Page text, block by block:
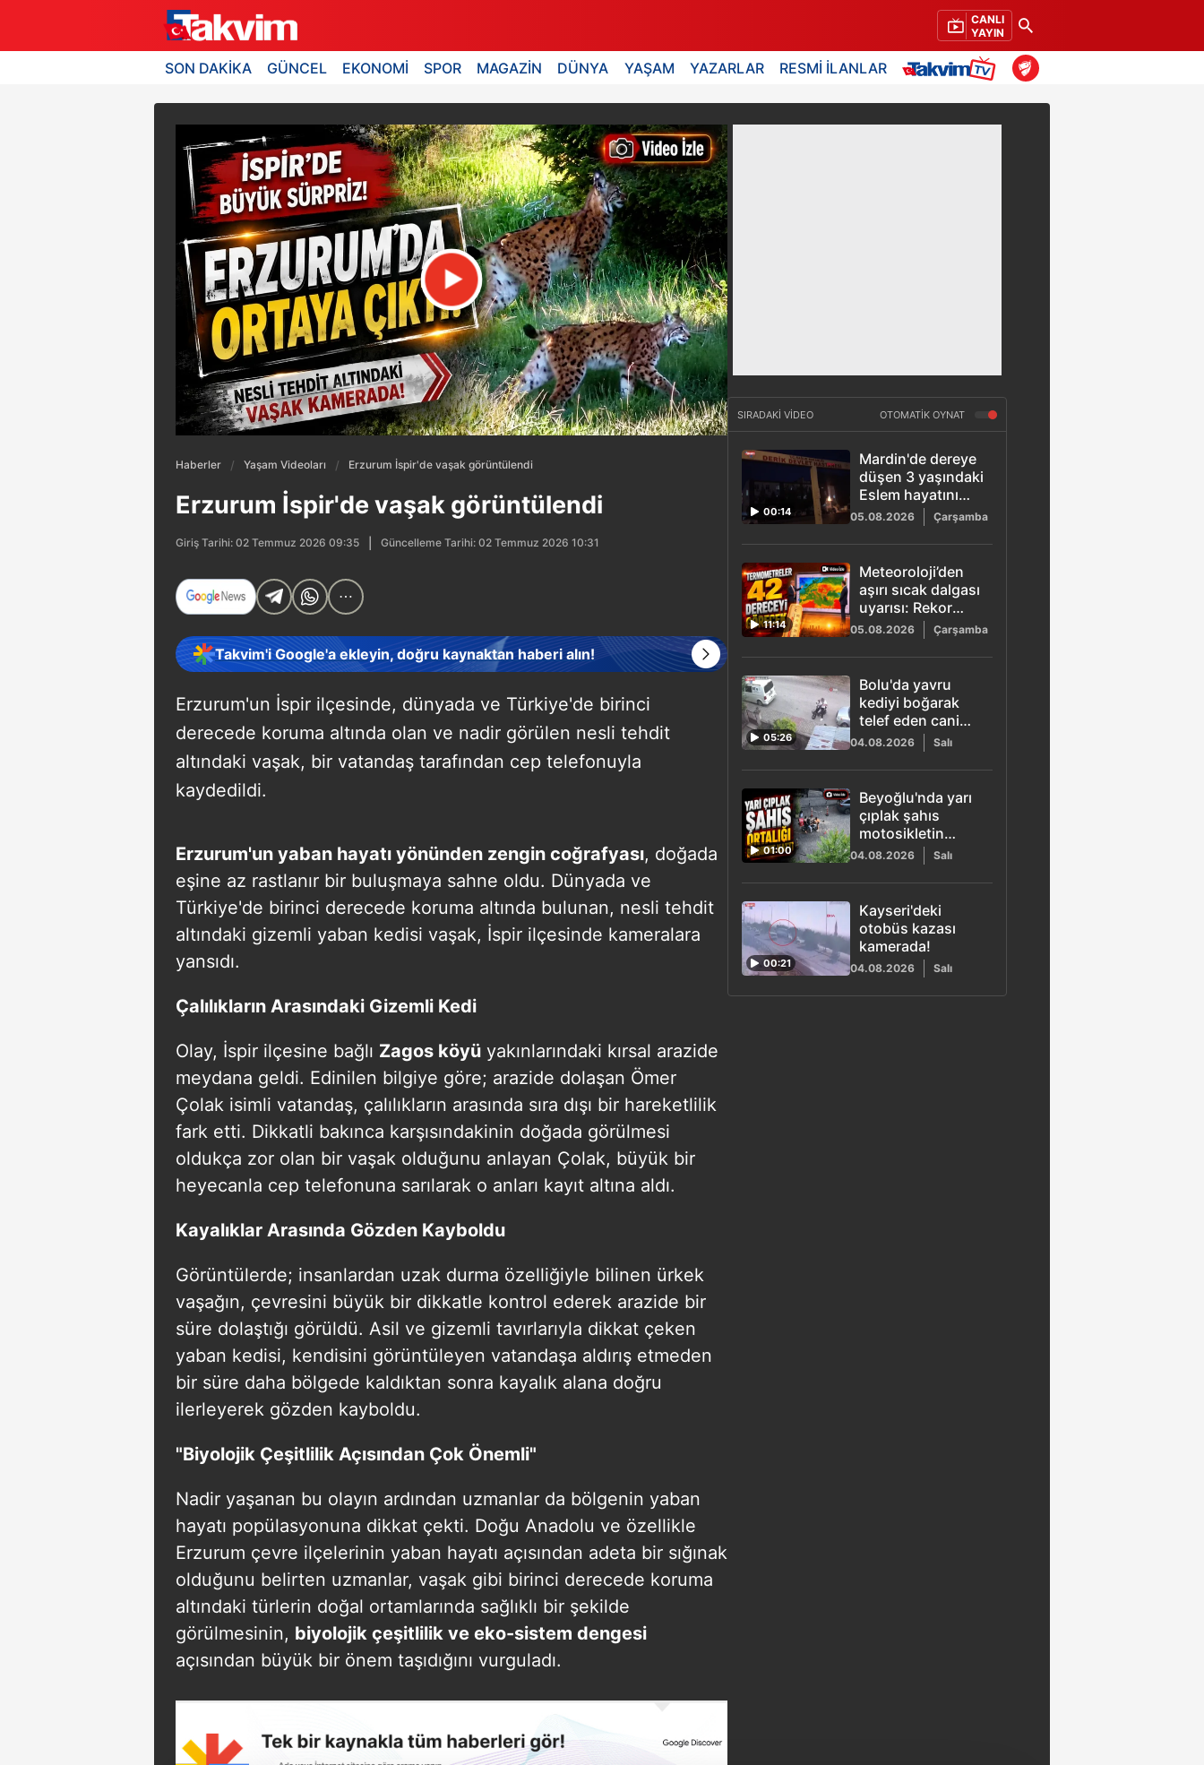
CANLI
YAYIN
SON DAKİKA GÜNCEL EKONOMİ SPOR MAGAZİN DÜNYA YAŞAM YAZARLAR RESMİ İLANLAR
Haberler Yaşam Videoları Erzurum İspir'de vaşak görüntülendi
Erzurum İspir'de vaşak görüntülendi
Giriş Tarihi: 02 Temmuz 2026 09:35 Güncelleme Tarihi: 02 Temmuz 2026 10:31
Takvim'i Google'a ekleyin, doğru kaynaktan haberi alın!
Erzurum'un İspir ilçesinde, dünyada ve Türkiye'de birinci
derecede koruma altında olan ve nadir görülen nesli tehdit
altındaki vaşak, bir vatandaş tarafından cep telefonuyla
kaydedildi.
Erzurum'un yaban hayatı yönünden zengin coğrafyası, doğada
eşine az rastlanır bir buluşmaya sahne oldu. Dünyada ve
Türkiye'de birinci derecede koruma altında bulunan, nesli tehdit
altındaki gizemli yaban kedisi vaşak, İspir ilçesinde kameralara
yansıdı.
Çalılıkların Arasındaki Gizemli Kedi
Olay, İspir ilçesine bağlı Zagos köyü yakınlarındaki kırsal arazide
meydana geldi. Edinilen bilgiye göre; arazide dolaşan Ömer
Çolak isimli vatandaş, çalılıkların arasında sıra dışı bir hareketlilik
fark etti. Dikkatli bakınca karşısındakinin doğada görülmesi
oldukça zor olan bir vaşak olduğunu anlayan Çolak, büyük bir
heyecanla cep telefonuna sarılarak o anları kayıt altına aldı.
Kayalıklar Arasında Gözden Kayboldu
Görüntülerde; insanlardan uzak durma özelliğiyle bilinen ürkek
vaşağın, çevresini büyük bir dikkatle kontrol ederek arazide bir
süre dolaştığı görüldü. Asil ve gizemli tavırlarıyla dikkat çeken
yaban kedisi, kendisini görüntüleyen vatandaşa aldırış etmeden
bir süre daha bölgede kaldıktan sonra kayalık alana doğru
ilerleyerek gözden kayboldu.
"Biyolojik Çeşitlilik Açısından Çok Önemli"
Nadir yaşanan bu olayın ardından uzmanlar da bölgenin yaban
hayatı popülasyonuna dikkat çekti. Doğu Anadolu ve özellikle
Erzurum çevre ilçelerinin yaban hayatı açısından adeta bir sığınak
olduğunu belirten uzmanlar, vaşak gibi birinci derecede koruma
altındaki türlerin doğal ortamlarında sağlıklı bir şekilde
görülmesinin, biyolojik çeşitlilik ve eko-sistem dengesi
açısından büyük bir önem taşıdığını vurguladı.
SIRADAKİ VİDEO OTOMATİK OYNAT
00:14
Mardin'de dereye
düşen 3 yaşındaki
Eslem hayatını
kaybetti
05.08.2026 Çarşamba
11:14
Meteoroloji’den
aşırı sıcak dalgası
uyarısı: Rekor
seviyeler
bekleniyor
05.08.2026 Çarşamba
05:26
Bolu'da yavru
kediyi boğarak
telef eden cani
kamera kaydında
04.08.2026 Salı
01:00
Beyoğlu'nda yarı
çıplak şahıs
motosikletin
önüne atladı ve
meydan dayağı
yedi
04.08.2026 Salı
00:21
Kayseri'deki
otobüs kazası
kamerada!
04.08.2026 Salı